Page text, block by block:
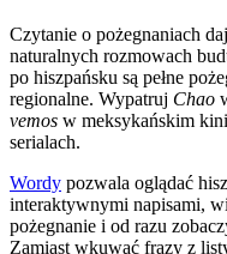
Czytanie o pożegnaniach
naturalnych rozmowach
po hiszpańsku są pełne
regionalne. Wypatruj Chao
vemos w meksykańskim
serialach.
Wordy pozwala oglądać
interaktywnymi napisami,
pożegnanie i od razu
Zamiast wkuwać frazy z